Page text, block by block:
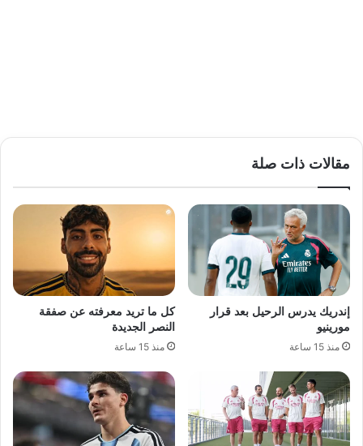
مقالات ذات صلة
إندريك يدرس الرحيل بعد قرار
مورينيو
منذ 15 ساعة
كل ما تريد معرفته عن صفقة
النصر الجديدة
منذ 15 ساعة